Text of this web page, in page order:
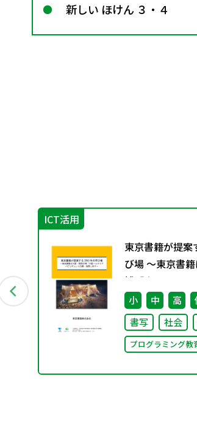
新しい ほけん ３・４
ICT活用
東京書籍が提案
び場 ～東京書
博「大阪ヘルス
ン」に出展・協
小 中 高
書写
社会
プログラミング教